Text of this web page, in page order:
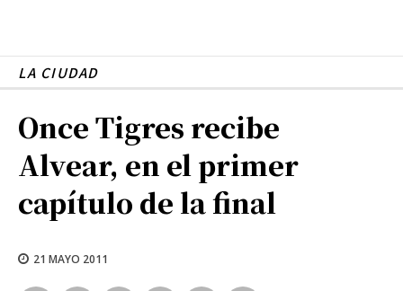
LA CIUDAD
Once Tigres recibe
Alvear, en el primer
capítulo de la final
21 MAYO 2011